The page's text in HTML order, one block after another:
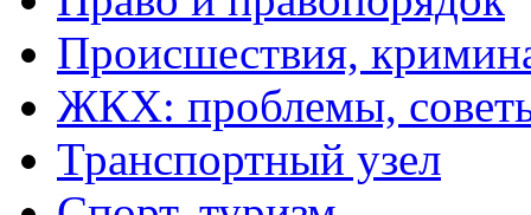
Происшествия,
ЖКХ: проблемы,
Транспортный узел